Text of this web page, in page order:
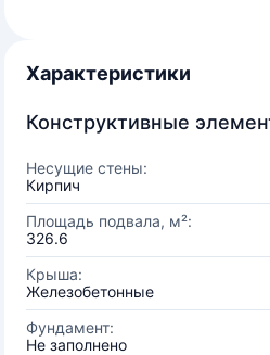
Характеристики
Конструктивные
Несущие стены:
Кирпич
Площадь подвала, м²:
326.6
Крыша:
Железобетонные
Фундамент:
Не заполнено